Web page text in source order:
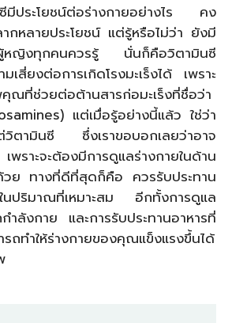
มีประโยชน์ต่อร่างกายอย่างไร คง
กหลายประโยชน์ แต่รู้หรือไม่ว่า ยังมี
ผู้หญิงทุกคนควรรู้ นั่นก็คือวิตามินซี
เสี่ยงต่อการเกิดโรงมะเร็งได้ เพราะ
ณที่ช่วยต่อต้านสารก่อมะเร็งที่ชื่อว่า
แต่เมื่อรู้อย่างนี้แล้ว ใช่ว่า
วิตามินซี ซึ่งเราขอบอกเลยว่าอาจ
ราะจะต้องมีการดูแลร่างกายในด้าน
ย ทางที่ดีที่สุดก็คือ ควรรับประทาน
ในปริมาณที่เหมาะสม อีกทั้งการดูแล
ำลังกาย และการรับประทานอาหารที่
รถทำให้ร่างกายของคุณแข็งแรงขึ้นได้